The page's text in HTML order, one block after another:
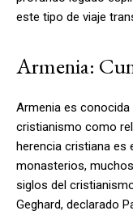
este tipo de viaje
Armenia:
Armenia es
cristianismo como
herencia cristiana es
monasterios,
siglos del
Geghard, declarado